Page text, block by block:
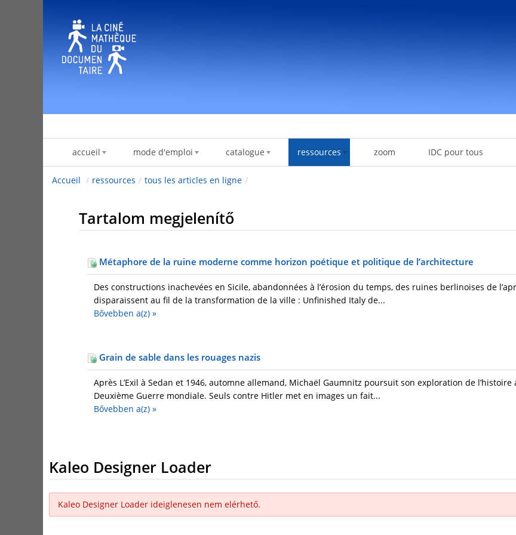
accueil mode d'emploi catalogue ressources zoom IDC pour tous
Accueil / ressources / tous les articles en ligne /
Tartalom megjelenítő
Métaphore de la ruine moderne comme horizon poétique et politique de l’architecture
Des constructions inachevées en Sicile, abandonnées à l’érosion du temps, des ruines berlinoises de
disparaissent au fil de la transformation de la ville : Unfinished Italy de...
Bővebben a(z) »
Grain de sable dans les rouages nazis
Après L’Exil à Sedan et 1946, automne allemand, Michaël Gaumnitz poursuit son exploration de
Deuxième Guerre mondiale. Seuls contre Hitler met en images un fait...
Bővebben a(z) »
Kaleo Designer Loader
Kaleo Designer Loader ideiglenesen nem elérhető.